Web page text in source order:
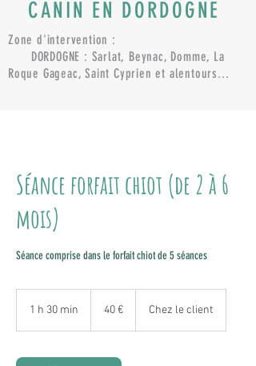
CANIN EN DORDOGNE
Zone d'intervention :
DORDOGNE : Sarlat, Beynac, Domme, La
Roque Gageac, Saint Cyprien et alentours...
Séance forfait chiot (de 2 à 6
mois)
Séance comprise dans le forfait chiot de 5 séances
1 h 30 min
m
40 € Chez le client